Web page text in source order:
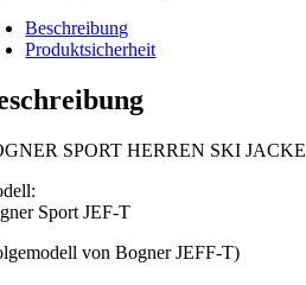
Beschreibung
Produktsicherheit
SPORT HERREN SKI JACKE
Sport JEF-T
von Bogner JEFF-T)